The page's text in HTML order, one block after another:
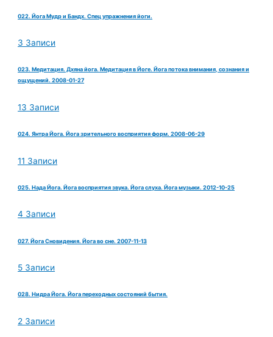
022. Йога Мудр и Бандх. Спец упражнения йоги.
3 Записи
023. Медитация. Дхяна йога. Медитация в Йоге. Йога потока внимания, сознания и
ощущений. 2008-01-27
13 Записи
024. Янтра Йога. Йога зрительного восприятия форм. 2008-06-29
11 Записи
025. Нада Йога. Йога восприятия звука. Йога слуха. Йога музыки. 2012-10-25
4 Записи
027. Йога Сновидения. Йога во сне. 2007-11-13
5 Записи
028. Нидра Йога. Йога переходных состояний бытия.
2 Записи